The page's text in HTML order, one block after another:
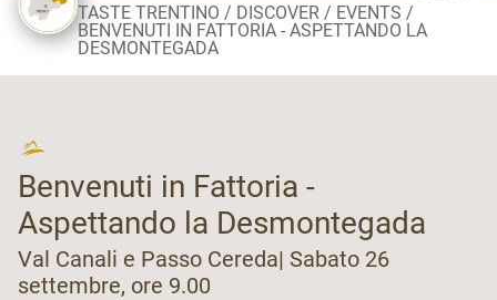
TASTE TRENTINO DISCOVER
EVENTS
BENVENUTI IN FATTORIA - ASPETTANDO LA
DESMONTEGADA
Benvenuti in Fattoria -
Aspettando la Desmontegada
Val Canali e Passo Cereda| Sabato 26
settembre, ore 9.00